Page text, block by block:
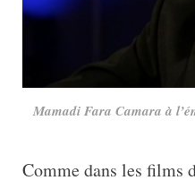
Mamadi Fara Camara à
Comme dans les films